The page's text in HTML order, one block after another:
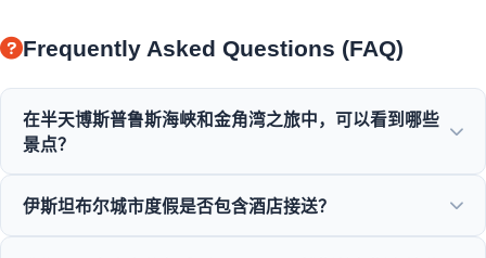
Frequently Asked Questions (FAQ)
在半天博斯普鲁斯海峡和金角湾之旅中，可以看到哪些
景点？
宫、奥塔科伊清真寺、鲁梅利堡垒和优雅奥斯曼别墅的壮丽景
伊斯坦布尔城市度假是否包含酒店接送？